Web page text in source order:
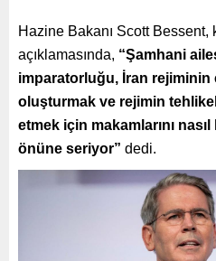
Hazine Bakanı Scott Bessent,
açıklamasında, “Şamhani
imparatorluğu, İran
oluşturmak ve rejimin
etmek için makamlarını nasıl
önüne seriyor” dedi.